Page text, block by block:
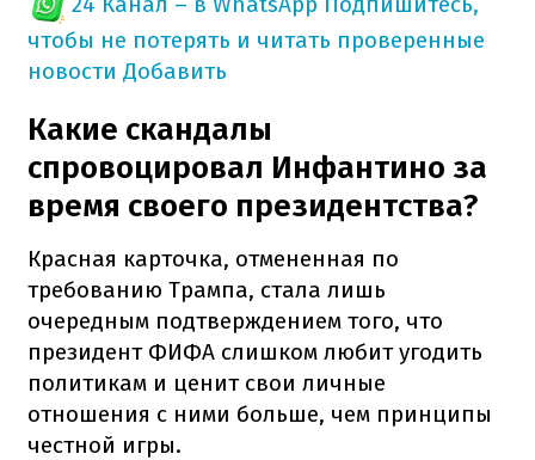
чтобы не потерять и читать проверенные
новости Добавить
Какие скандалы
спровоцировал Инфантино за
время своего президентства?
Красная карточка, отмененная по
требованию Трампа, стала лишь
очередным подтверждением того, что
президент ФИФА слишком любит угодить
политикам и ценит свои личные
отношения с ними больше, чем принципы
честной игры.